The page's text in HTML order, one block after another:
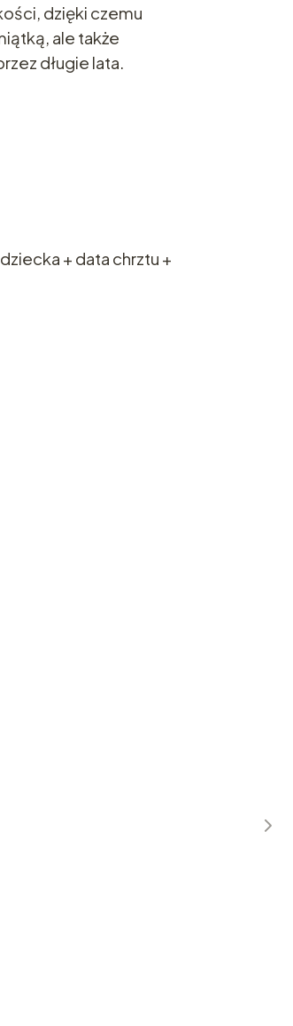
dzięki czemu
ale także
długie lata.
+ data chrztu +